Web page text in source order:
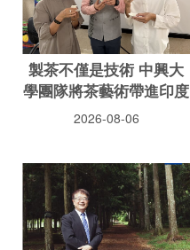
製茶不僅是技術 中興大
學團隊將茶藝術帶進印度
2026-08-06